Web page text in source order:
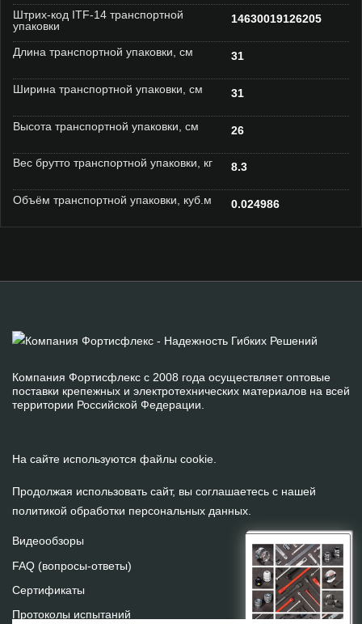
Штрих-код ITF-14 транспортной
упаковки
14630019126205
Длина транспортной упаковки, см 31
Ширина транспортной упаковки, см 31
Высота транспортной упаковки, см 26
Вес брутто транспортной упаковки, кг 8.3
Объём транспортной упаковки, куб.м 0.024986
Компания Фортисфлекс с 2008 года осуществляет оптовые
поставки крепежных и электротехнических материалов на всей
территории Российской Федерации.
На сайте используются файлы cookie.
Продолжая использовать сайт, вы соглашаетесь с нашей
политикой обработки персональных данных.
Видеообзоры
FAQ (вопросы-ответы)
Сертификаты
Протоколы испытаний